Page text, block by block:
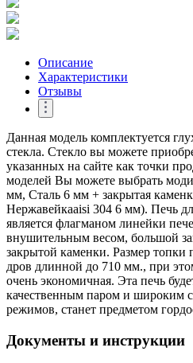
Описание
Характеристики
Отзывы
Данная модель комплектуется
стекла. Стекло вы можете
указанных на сайте как точки
моделей Вы можете выбрать
мм, Сталь 6 мм + закрытая
Нержавейкаaisi 304 6 мм). Печь
является флагманом линейки
внушительным весом, большой
закрытой каменки. Размер топки
дров длинной до 710 мм., при
очень экономичная. Эта печь
качественным паром и широким
режимов, станет предметом
Документы и инструкции